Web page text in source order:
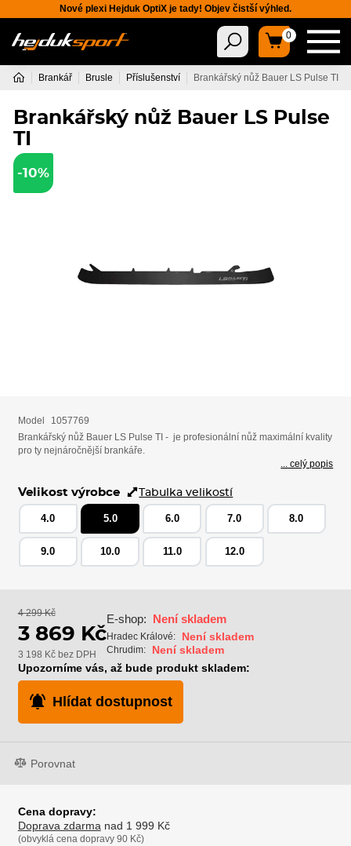
Nové plexi Hejduk OptiX je tady! Objev čistší výhled.
0
Brankář Brusle Příslušenství Brankářský nůž Bauer LS Pulse TI
Brankářský nůž Bauer LS Pulse
TI
-10%
Model
1057769
Brankářský nůž Bauer LS Pulse TI - je profesionální nůž maximální kvality
pro ty nejnáročnější brankáře.
... celý popis
Velikost výrobce Tabulka velikostí
4.0 5.0 6.0 7.0 8.0
9.0 10.0 11.0 12.0
4 299 Kč
3 869 Kč
3 198 Kč bez DPH
E-shop: Není skladem
Hradec Králové: Není skladem
Chrudim:
Není skladem
Upozorníme vás, až bude produkt skladem:
Hlídat dostupnost
Porovnat
Cena dopravy:
Doprava zdarma nad 1 999 Kč
(obvyklá cena dopravy 90 Kč)